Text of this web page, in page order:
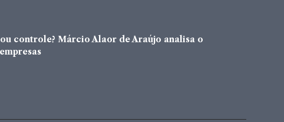
controle? Márcio Alaor de Araújo analisa o